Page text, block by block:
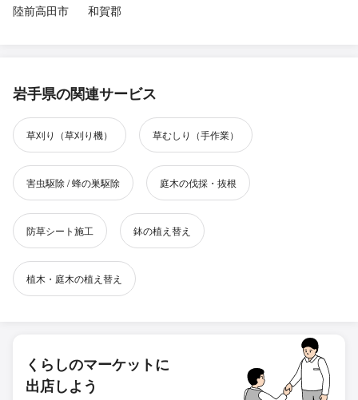
陸前高田市
和賀郡
岩手県の関連サービス
草刈り（草刈り機） 草むしり（手作業）
害虫駆除 / 蜂の巣駆除 庭木の伐採・抜根
防草シート施工 鉢の植え替え
植木・庭木の植え替え
くらしのマーケットに
出店しよう